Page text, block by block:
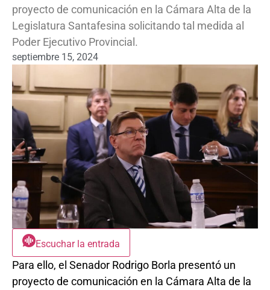
proyecto de comunicación en la Cámara Alta de la
Legislatura Santafesina solicitando tal medida al
Poder Ejecutivo Provincial.
septiembre 15, 2024
Escuchar la entrada
Para ello, el Senador Rodrigo Borla presentó un
proyecto de comunicación en la Cámara Alta de la